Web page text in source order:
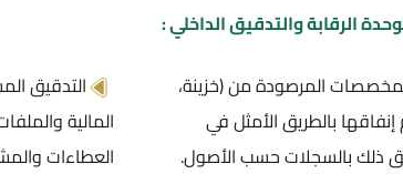
والتدقيق الداخلي :
من (خزينة،
الأمثل في
حسب الأصول.
التدقيق المسبق
المالية والملفات
العطاءات والمشتريات.